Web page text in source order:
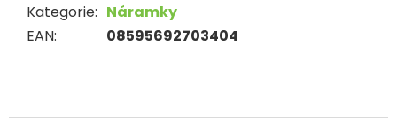
Kategorie: Náramky
EAN: 08595692703404